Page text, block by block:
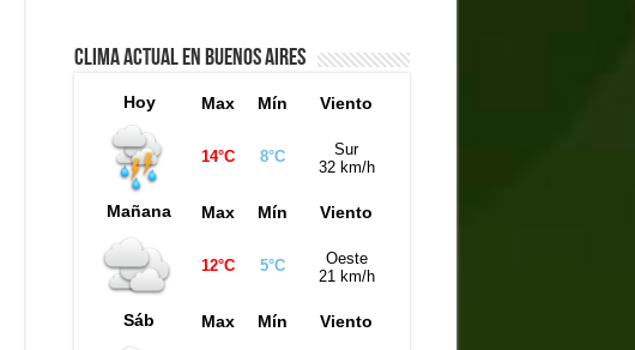
CLIMA ACTUAL EN BUENOS AIRES
Hoy Max Mín Viento
14°C 8°C
Sur
32 km/h
Mañana Max Mín Viento
12°C 5°C
Oeste
21 km/h
Sáb Max Mín Viento